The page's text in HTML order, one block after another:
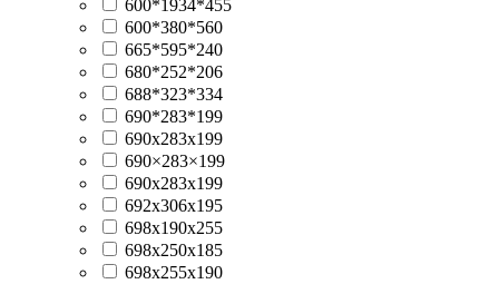
600*1934*455
600*380*560
665*595*240
680*252*206
688*323*334
690*283*199
690x283x199
690×283×199
690х283х199
692x306x195
698x190x255
698x250x185
698x255x190